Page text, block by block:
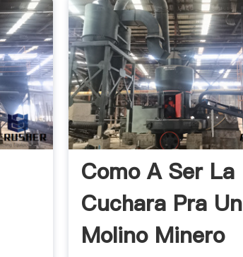
Como A Ser La
Cuchara Pra Un
Molino Minero